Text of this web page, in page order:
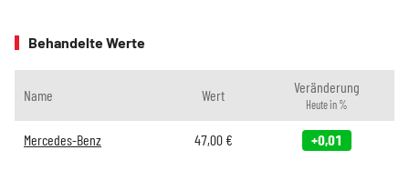
Behandelte Werte
Name Wert Veränderung
Heute in %
Mercedes-Benz 47,00€ +0,01